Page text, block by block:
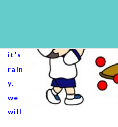
it's
rain
y,
we
will